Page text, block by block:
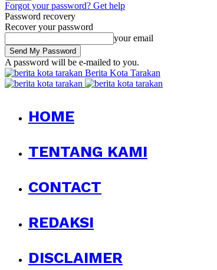
Forgot your password? Get help
Password recovery
Recover your password
your email
A password will be e-mailed to you.
Berita Kota Tarakan
HOME
TENTANG KAMI
CONTACT
REDAKSI
DISCLAIMER